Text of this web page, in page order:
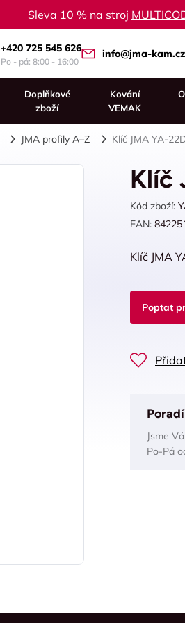
Sleva 10 % na stroj
+420 725 545 626
Po - pá: 8:00 - 16:00
info@jma-kam.cz
Doplňkové
zboží
Kování
VEMAK
JMA profily A–Z Klíč JMA YA-
Klíč
Kód zboží:
EAN:
Klíč JMA
Poptat
Jsme
Po-Pá